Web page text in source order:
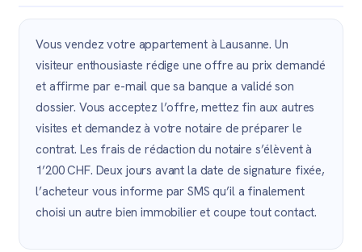
Vous vendez votre appartement à Lausanne. Un
visiteur enthousiaste rédige une offre au prix demandé
et affirme par e-mail que sa banque a validé son
dossier. Vous acceptez l’offre, mettez fin aux autres
visites et demandez à votre notaire de préparer le
contrat. Les frais de rédaction du notaire s’élèvent à
1’200 CHF. Deux jours avant la date de signature fixée,
l’acheteur vous informe par SMS qu’il a finalement
choisi un autre bien immobilier et coupe tout contact.